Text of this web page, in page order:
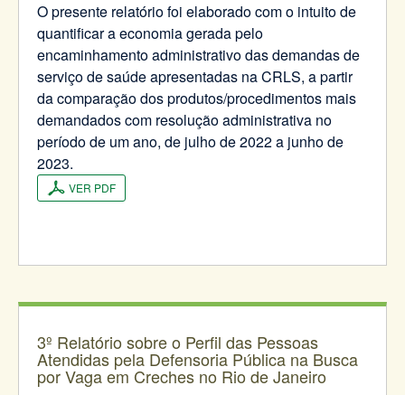
O presente relatório foi elaborado com o intuito de
quantificar a economia gerada pelo
encaminhamento administrativo das demandas de
serviço de saúde apresentadas na CRLS, a partir
da comparação dos produtos/procedimentos mais
demandados com resolução administrativa no
período de um ano, de julho de 2022 a junho de
2023.
VER PDF
3º Relatório sobre o Perfil das Pessoas
Atendidas pela Defensoria Pública na Busca
por Vaga em Creches no Rio de Janeiro